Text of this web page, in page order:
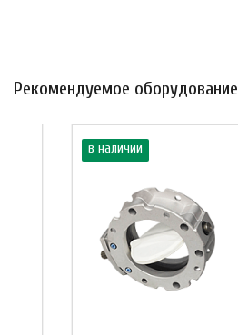
Рекомендуемое оборудование
в наличии